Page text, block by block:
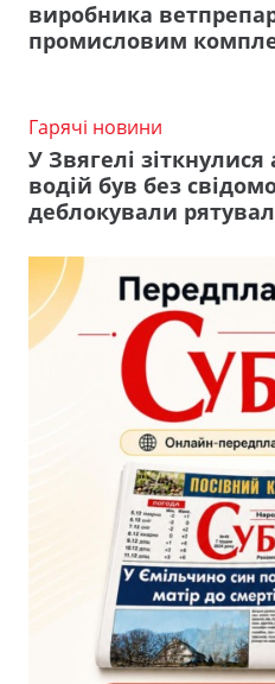
виробника
промисловим
Гарячі новини
У Звягелі
водій був без
деблокували